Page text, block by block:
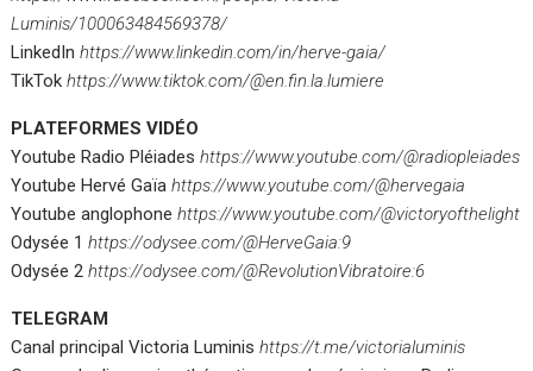
Luminis/100063484569378/
LinkedInhttps://www.linkedin.com/in/herve-gaia/
TikTokhttps://www.tiktok.com/@en.fin.la.lumiere
PLATEFORMES VIDÉO
Youtube Radio Pléiadeshttps://www.youtube.com/@radiopleiades
Youtube Hervé Gaïahttps://www.youtube.com/@hervegaia
Youtube anglophonehttps://www.youtube.com/@victoryofthelight
Odysée 1https://odysee.com/@HerveGaia:9
Odysée 2https://odysee.com/@RevolutionVibratoire:6
TELEGRAM
Canal principal Victoria Luminishttps://t.me/victorialuminis